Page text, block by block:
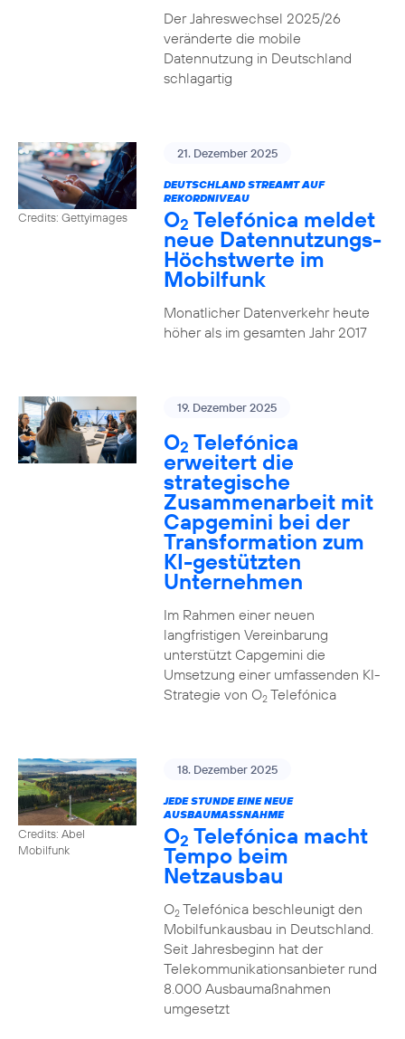
Der Jahreswechsel 2025/26
veränderte die mobile
Datennutzung in Deutschland
schlagartig
Credits: Gettyimages
21. Dezember 2025
DEUTSCHLAND STREAMT AUF
REKORDNIVEAU
O2 Telefónica meldet
neue Datennutzungs-
Höchstwerte im
Mobilfunk
Monatlicher Datenverkehr heute
höher als im gesamten Jahr 2017
19. Dezember 2025
O2 Telefónica
erweitert die
strategische
Zusammenarbeit mit
Capgemini bei der
Transformation zum
KI-gestützten
Unternehmen
Im Rahmen einer neuen
langfristigen Vereinbarung
unterstützt Capgemini die
Umsetzung einer umfassenden KI-
Strategie von O2Telefónica
Credits: Abel
Mobilfunk
18. Dezember 2025
JEDE STUNDE EINE NEUE
AUSBAUMASSNAHME
O2 Telefónica macht
Tempo beim
Netzausbau
O2Telefónica beschleunigt den
Mobilfunkausbau in Deutschland.
Seit Jahresbeginn hat der
Telekommunikationsanbieter rund
8.000 Ausbaumaßnahmen
umgesetzt